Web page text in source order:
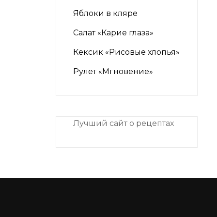
Яблоки в кляре
Салат «Карие глаза»
Кексик «Рисовые хлопья»
Рулет «Мгновение»
Лучший сайт о рецептах